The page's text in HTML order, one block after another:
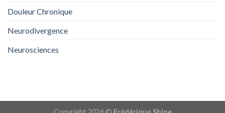
Douleur Chronique
Neurodivergence
Neurosciences